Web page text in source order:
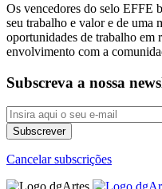
Os vencedores do selo EFFE
seu trabalho e valor e de uma
oportunidades de trabalho em
envolvimento com a
Subscreva a nossa
Cancelar subscrições